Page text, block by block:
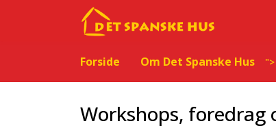
Forside Om Det Spanske Hus ">
Workshops,